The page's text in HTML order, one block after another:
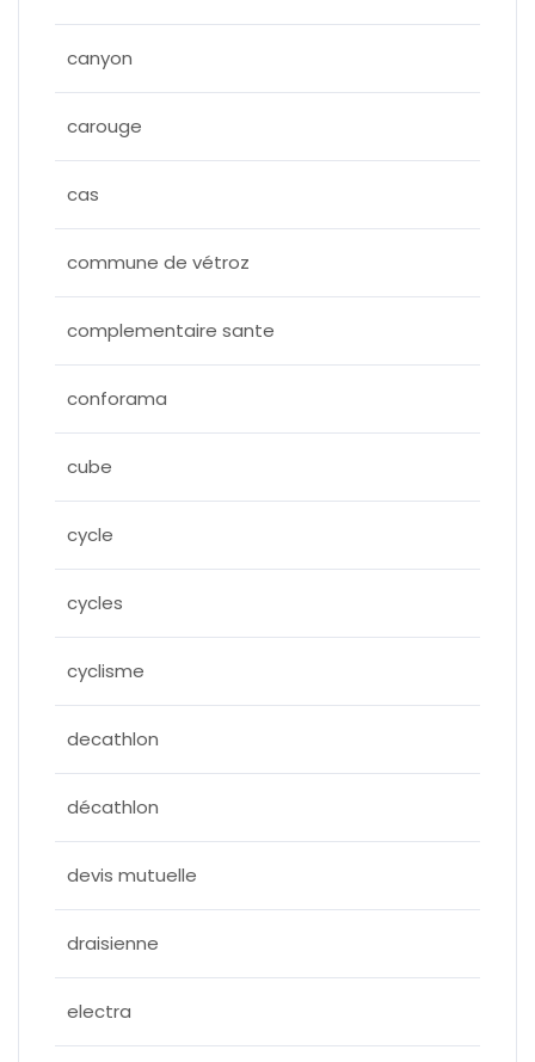
canyon
carouge
cas
commune de vétroz
complementaire sante
conforama
cube
cycle
cycles
cyclisme
decathlon
décathlon
devis mutuelle
draisienne
electra